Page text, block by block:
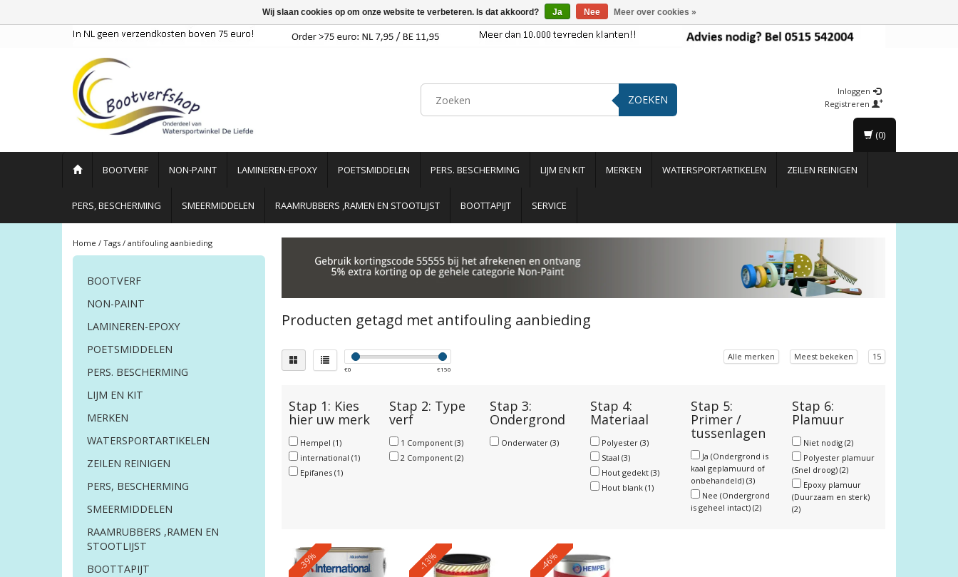
ZOEKEN
Inloggen
Registreren
BOOTVERF NON-PAINT LAMINEREN-EPOXY POETSMIDDELEN PERS. BESCHERMING LIJM EN KIT MERKEN WATERSPORTARTIKELEN ZEILEN REINIGEN
PERS, BESCHERMING SMEERMIDDELEN RAAMRUBBERS ,RAMEN EN STOOTLIJST BOOTTAPIJT SERVICE
(0)
Home / Tags / antifouling aanbieding
BOOTVERF
NON-PAINT
LAMINEREN-EPOXY
POETSMIDDELEN
PERS. BESCHERMING
LIJM EN KIT
MERKEN
WATERSPORTARTIKELEN
ZEILEN REINIGEN
PERS, BESCHERMING
SMEERMIDDELEN
RAAMRUBBERS ,RAMEN EN
STOOTLIJST
BOOTTAPIJT
Producten getagd met antifouling aanbieding
€0 €150
Alle merken Meest bekeken 15
Stap 1: Kies
hier uw merk
Hempel (1)
international (1)
Epifanes (1)
Stap 2: Type
verf
1 Component (3)
2 Component (2)
Stap 3:
Ondergrond
Onderwater (3)
Stap 4:
Materiaal
Polyester(3)
Staal(3)
Hout gedekt(3)
Hout blank(1)
Stap 5:
Primer /
tussenlagen
Ja (Ondergrond is
kaal geplamuurd of
onbehandeld)(3)
Nee (Ondergrond
is geheel intact)(2)
Stap 6:
Plamuur
Niet nodig (2)
Polyester plamuur
(Snel droog) (2)
Epoxy plamuur
(Duurzaam en sterk)
(2)
-39% -13% -46%
Wij slaan cookies op om onze website te verbeteren. Is dat akkoord? Ja Nee Meer over cookies »